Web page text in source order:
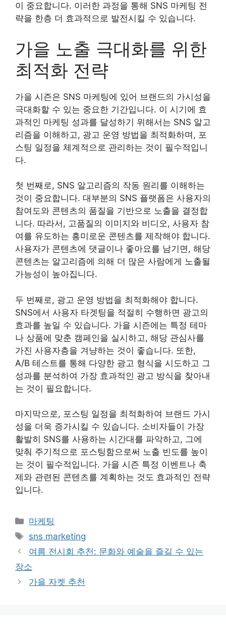
이 중요합니다. 이러한 과정을 통해 SNS 마케팅 전
략을 한층 더 효과적으로 발전시킬 수 있습니다.
가을 노출 극대화를 위한
최적화 전략
가을 시즌은 SNS 마케팅에 있어 브랜드의 가시성을
극대화할 수 있는 중요한 기간입니다. 이 시기에 효
과적인 마케팅 성과를 달성하기 위해서는 SNS 알고
리즘을 이해하고, 광고 운영 방법을 최적화하며, 포
스팅 일정을 체계적으로 관리하는 것이 필수적입니
다.
첫 번째로, SNS 알고리즘의 작동 원리를 이해하는
것이 중요합니다. 대부분의 SNS 플랫폼은 사용자의
참여도와 콘텐츠의 품질을 기반으로 노출을 결정합
니다. 따라서, 고품질의 이미지와 비디오, 사용자 참
여를 유도하는 흥미로운 콘텐츠를 제작해야 합니다.
사용자가 콘텐츠에 댓글이나 좋아요를 남기면, 해당
콘텐츠는 알고리즘에 의해 더 많은 사람에게 노출될
가능성이 높아집니다.
두 번째로, 광고 운영 방법을 최적화해야 합니다.
SNS에서 사용자 타겟팅을 적절히 수행하면 광고의
효과를 높일 수 있습니다. 가을 시즌에는 특정 테마
나 상품에 맞춘 캠페인을 실시하고, 해당 관심사를
가진 사용자층을 겨냥하는 것이 좋습니다. 또한,
A/B 테스트를 통해 다양한 광고 형식을 시도하고 그
성과를 분석하여 가장 효과적인 광고 방식을 찾아내
는 것이 필요합니다.
마지막으로, 포스팅 일정을 최적화하여 브랜드 가시
성을 더욱 증가시킬 수 있습니다. 소비자들이 가장
활발히 SNS를 사용하는 시간대를 파악하고, 그에
맞춰 주기적으로 포스팅함으로써 노출 빈도를 높이
는 것이 필수적입니다. 가을 시즌 특정 이벤트나 축
제와 관련된 콘텐츠를 계획하는 것도 효과적인 전략
입니다.
Categories
마케팅
Tags
sns marketing
여름 전시회 추천: 문화와 예술을 즐길 수 있는
장소
가을 자켓 추천